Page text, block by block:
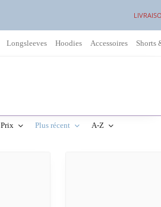
Longsleeves Hoodies Accessoires Shorts
Prix Plus récent A-Z